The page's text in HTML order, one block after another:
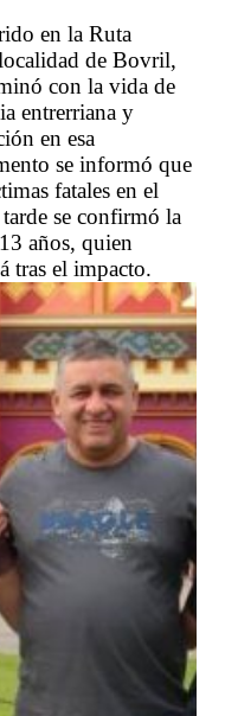
en la Ruta
de Bovril,
con la vida de
entrerriana y
en esa
se informó que
fatales en el
se confirmó la
años, quien
tras el impacto.